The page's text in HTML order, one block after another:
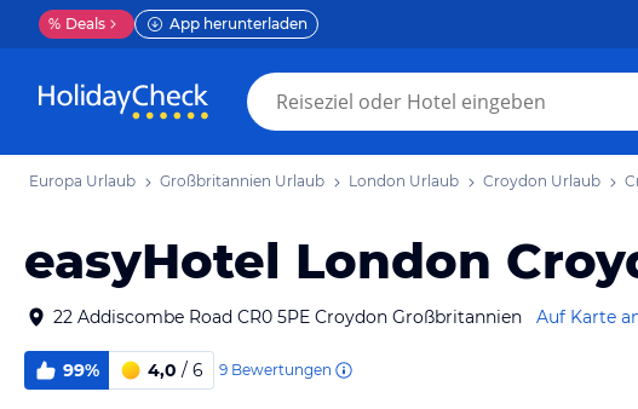
% Deals App herunterladen
Europa Urlaub Großbritannien Urlaub London Urlaub Croydon Urlaub
easyHotel London
22 Addiscombe Road CR0 5PE Croydon Großbritannien Auf Karte
99% 4,0 / 6 9 Bewertungen